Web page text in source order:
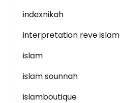
indexnikah
interpretation reve islam
islam
islam sounnah
islamboutique